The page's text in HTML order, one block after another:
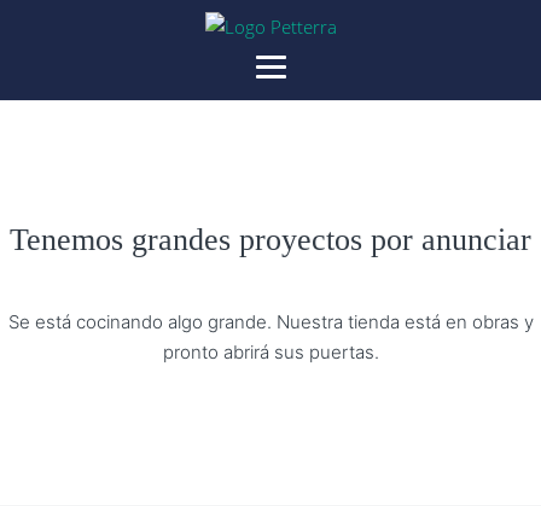
Tenemos grandes proyectos por anunciar
Se está cocinando algo grande. Nuestra tienda está en obras y
pronto abrirá sus puertas.